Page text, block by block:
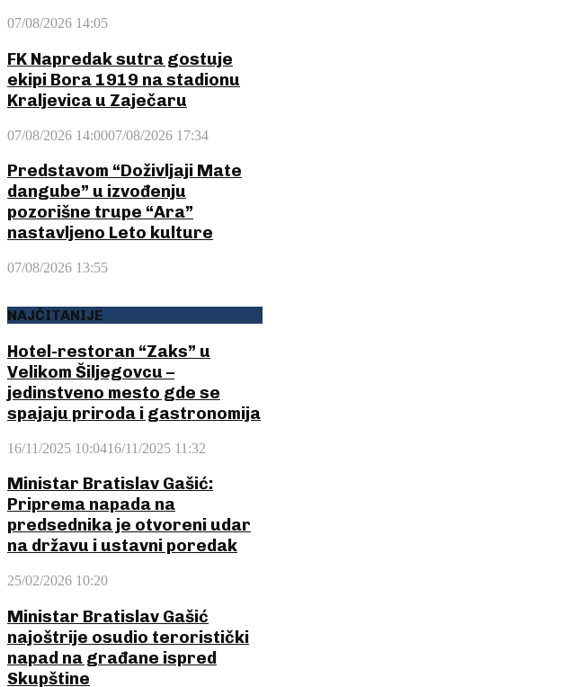
07/08/2026 14:05
FK Napredak sutra gostuje
ekipi Bora 1919 na stadionu
Kraljevica u Zaječaru
07/08/2026 14:0007/08/2026 17:34
Predstavom “Doživljaji Mate
dangube” u izvođenju
pozorišne trupe “Ara”
nastavljeno Leto kulture
07/08/2026 13:55
NAJČITANIJE
Hotel-restoran “Zaks” u
Velikom Šiljegovcu –
jedinstveno mesto gde se
spajaju priroda i gastronomija
16/11/2025 10:0416/11/2025 11:32
Ministar Bratislav Gašić:
Priprema napada na
predsednika je otvoreni udar
na državu i ustavni poredak
25/02/2026 10:20
Ministar Bratislav Gašić
najoštrije osudio teroristički
napad na građane ispred
Skupštine